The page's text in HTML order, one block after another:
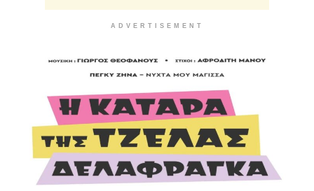
ADVERTISEMENT